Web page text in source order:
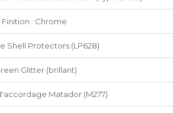
: Chrome
Shell Protectors (LP628)
Glitter (brillant)
Matador (M277)